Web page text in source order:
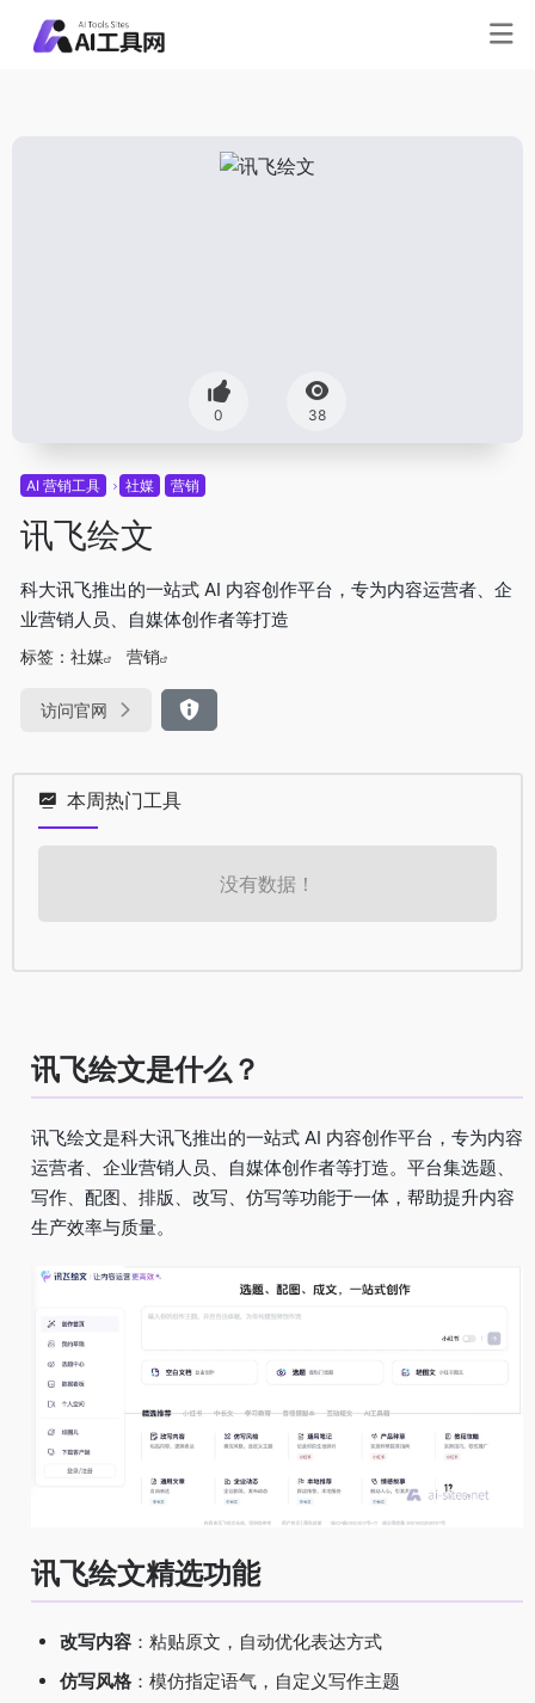
0 38
AI 营销工具 社媒 营销
讯飞绘文
科大讯飞推出的一站式 AI 内容创作平台，专为内容运营者、企
业营销人员、自媒体创作者等打造
标签： 社媒 营销
访问官网
本周热门工具
没有数据！
讯飞绘文是什么？
讯飞绘文是科大讯飞推出的一站式 AI 内容创作平台，专为内容
运营者、企业营销人员、自媒体创作者等打造。平台集选题、
写作、配图、排版、改写、仿写等功能于一体，帮助提升内容
生产效率与质量。
讯飞绘文精选功能
改写内容 ：粘贴原文，自动优化表达方式
仿写风格：模仿指定语气，自定义写作主题